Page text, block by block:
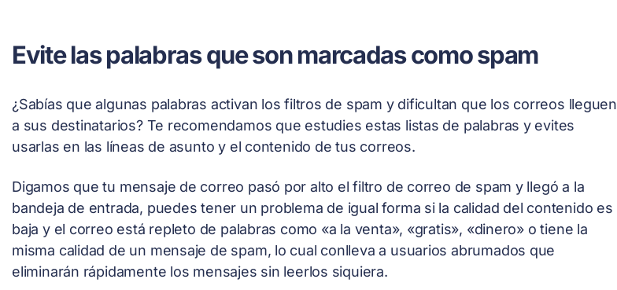
Evite las palabras que son marcadas como spam
¿Sabías que algunas palabras activan los filtros de spam y dificultan que los correos lleguen
a sus destinatarios? Te recomendamos que estudies estas listas de palabras y evites
usarlas en las líneas de asunto y el contenido de tus correos.
Digamos que tu mensaje de correo pasó por alto el filtro de correo de spam y llegó a la
bandeja de entrada, puedes tener un problema de igual forma si la calidad del contenido es
baja y el correo está repleto de palabras como «a la venta», «gratis», «dinero» o tiene la
misma calidad de un mensaje de spam, lo cual conlleva a usuarios abrumados que
eliminarán rápidamente los mensajes sin leerlos siquiera.